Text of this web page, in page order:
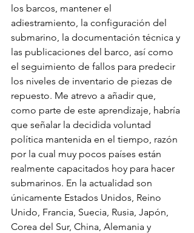
los barcos, mantener el
adiestramiento, la configuración del
submarino, la documentación técnica y
las publicaciones del barco, así como
el seguimiento de fallos para predecir
los niveles de inventario de piezas de
repuesto. Me atrevo a añadir que,
como parte de este aprendizaje, habría
que señalar la decidida voluntad
política mantenida en el tiempo, razón
por la cual muy pocos países están
realmente capacitados hoy para hacer
submarinos. En la actualidad son
únicamente Estados Unidos, Reino
Unido, Francia, Suecia, Rusia, Japón,
Corea del Sur, China, Alemania y